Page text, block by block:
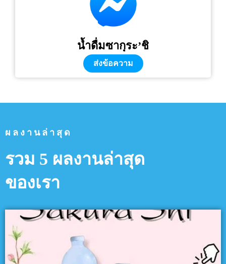
น้ำดื่มซากุระ’ชิ
ส่งข้อความ
ผลงานล่าสุด
รวม 5 ผลงานล่าสุด
ของเรา